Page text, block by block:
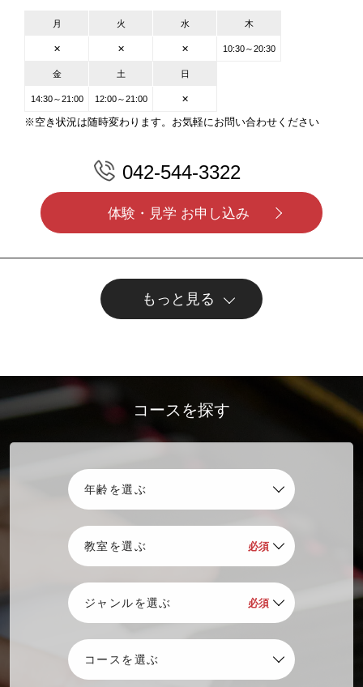
月 火 水 木
✕ ✕ ✕ 10:30～20:30
金 土 日
14:30～21:00 12:00～21:00 ✕
※空き状況は随時変わります。お気軽にお問い合わせください
042-544-3322
体験・見学 お申し込み
昭島モリタウンセンター 教室情報を見る
宮地楽器オリジナルレッスン 個人レッスン
小学生 中学生以上 大人 シニア
上級者
昭島モリタウンセンター 教室情報を見る
宮地楽器オリジナルレッスン 個人レッスン
小学生 中学生以上 大人 シニア
もっと見る
コースを探す